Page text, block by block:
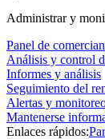
Administrar y
Panel de
Análisis y control
Informes y análisis
Seguimiento del
Alertas y
Mantenerse
Enlaces rápidos: